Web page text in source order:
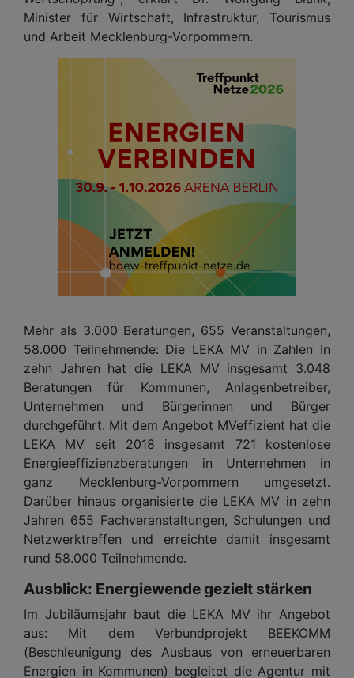
Minister für Wirtschaft, Infrastruktur, Tourismus
und Arbeit Mecklenburg-Vorpommern.
Mehr als 3.000 Beratungen, 655 Veranstaltungen,
58.000 Teilnehmende: Die LEKA MV in Zahlen In
zehn Jahren hat die LEKA MV insgesamt 3.048
Beratungen für Kommunen, Anlagenbetreiber,
Unternehmen und Bürgerinnen und Bürger
durchgeführt. Mit dem Angebot MVeffizient hat die
LEKA MV seit 2018 insgesamt 721 kostenlose
Energieeffizienzberatungen in Unternehmen in
ganz Mecklenburg-Vorpommern umgesetzt.
Darüber hinaus organisierte die LEKA MV in zehn
Jahren 655 Fachveranstaltungen, Schulungen und
Netzwerktreffen und erreichte damit insgesamt
rund 58.000 Teilnehmende.
Ausblick: Energiewende gezielt stärken
Im Jubiläumsjahr baut die LEKA MV ihr Angebot
aus: Mit dem Verbundprojekt BEEKOMM
(Beschleunigung des Ausbaus von erneuerbaren
Energien in Kommunen) begleitet die Agentur mit